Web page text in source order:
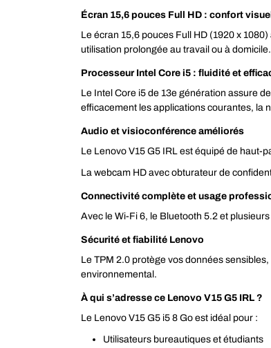
Écran 15,6 pouces Full HD : confort
Le écran 15,6 pouces Full HD (1920 x
utilisation prolongée au travail ou à domicile.
Processeur Intel Core i5 : fluidité et
Le Intel Core i5 de 13e génération assure
efficacement les applications courantes, la
Audio et visioconférence améliorés
Le Lenovo V15 G5 IRL est équipé de haut-
La webcam HD avec obturateur de
Connectivité complète et usage
Avec le Wi-Fi 6, le Bluetooth 5.2 et
Sécurité et fiabilité Lenovo
Le TPM 2.0 protège vos données
environnemental.
À qui s’adresse ce Lenovo V15 G5 IRL ?
Le Lenovo V15 G5 i5 8 Go est idéal pour :
Utilisateurs bureautiques et étudiants